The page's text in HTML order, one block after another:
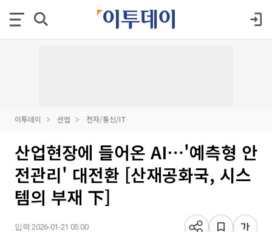
이투데이 산업 전자/통신/IT
산업현장에 들어온 AI⋯'예측형 안
전관리' 대전환 [산재공화국, 시스
템의 부재 下]
입력 2026-01-21 05:00